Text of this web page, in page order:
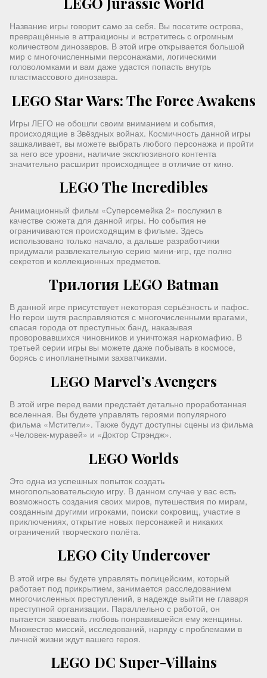
Название игры говорит само за себя. Вы посетите острова,
превращённые в аттракционы и встретитесь с огромным
количеством динозавров. В этой игре открывается большой
мир с многочисленными персонажами, логическими
головоломками и вам даже удастся попасть внутрь
пластмассового динозавра.
LEGO Star Wars: The Force Awakens
Игры ЛЕГО не обошли своим вниманием и события,
происходящие в Звёздных войнах. Космичность данной игры
зашкаливает, вы можете выбрать любого персонажа и пройти
за него все уровни, наличие эксклюзивного контента
значительно расширит происходящее в отличие от кино.
LEGO The Incredibles
Анимационный фильм «Суперсемейка 2» послужил в
качестве сюжета для данной игры. Но события не
ограничиваются происходящим в фильме. Здесь
использовано только начало, а дальше разработчики
придумали развлекательную серию мини-игр, где полно
секретов и коллекционных предметов.
Трилогия LEGO Batman
В данной игре присутствует некоторая серьёзность и пафос.
Но герои шутя расправляются с многочисленными врагами,
спасая города от преступных банд, наказывая
проворовавшихся чиновников и уничтожая наркомафию. В
третьей серии игры вы можете даже побывать в космосе,
борясь с инопланетными захватчиками.
LEGO Marvel’s Avengers
В этой игре перед вами предстаёт детально проработанная
вселенная. Вы будете управлять героями популярного
фильма «Мстители». Также будут доступны сцены из фильма
«Человек-муравей» и «Доктор Стрэндж».
LEGO Worlds
Это одна из успешных попыток создать
многопользовательскую игру. В данном случае у вас есть
возможность создания своих миров, путешествия по мирам,
созданным другими игроками, поиски сокровищ, участие в
приключениях, открытие новых персонажей и никаких
ограничений творческого полёта.
LEGO City Undercover
В этой игре вы будете управлять полицейским, который
работает под прикрытием, занимается расследованием
многочисленных преступлений, в надежде выйти не главаря
преступной организации. Параллельно с работой, он
пытается завоевать любовь понравившейся ему женщины.
Множество миссий, исследований, наряду с проблемами в
личной жизни ждут вашего героя.
LEGO DC Super-Villains